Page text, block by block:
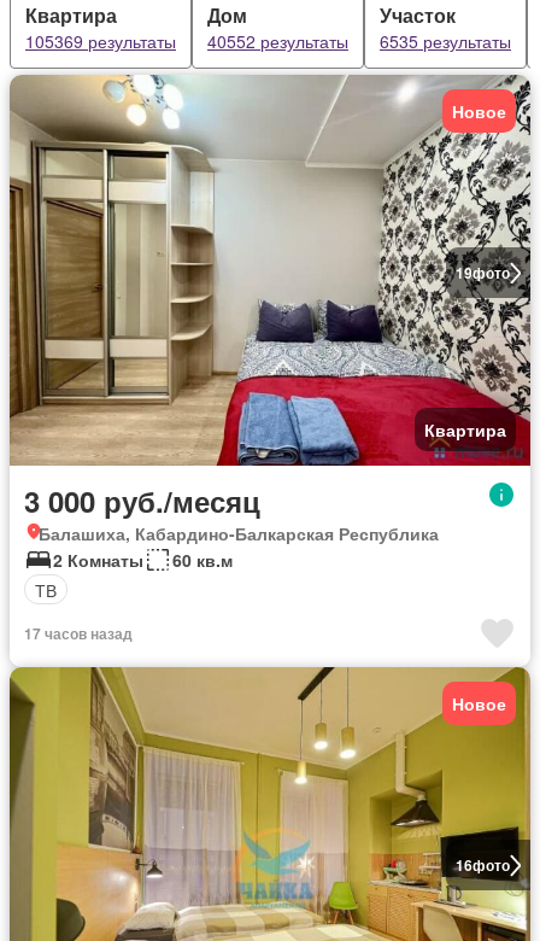
Квартира
105369 результаты
Дом
40552 результаты
Участок
6535 результаты
19фото
Новое
Квартира
3 000 руб./месяц
Балашиха, Кабардино-Балкарская Республика
2 Комнаты
60 кв.м
ТВ
17 часов назад
16фото
Новое